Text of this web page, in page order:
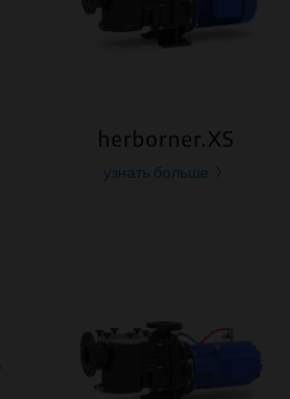
herborner.XS
узнать больше